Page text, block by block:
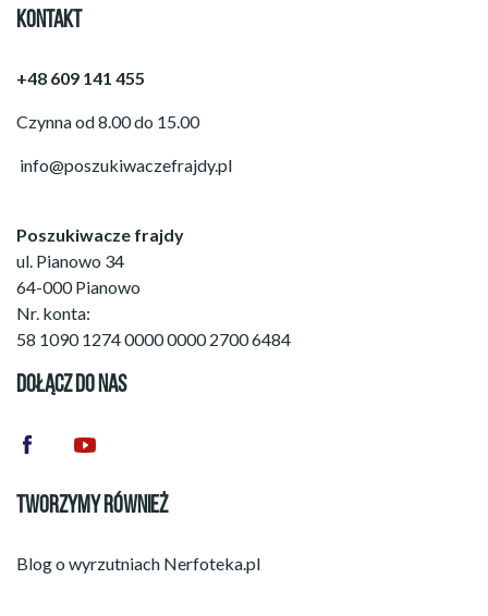
KONTAKT
+48 609 141 455
Czynna od 8.00 do 15.00
info@poszukiwaczefrajdy.pl
Poszukiwacze frajdy
ul. Pianowo 34
64-000 Pianowo
Nr. konta:
58 1090 1274 0000 0000 2700 6484
DOŁĄCZ DO NAS
TWORZYMY RÓWNIEŻ
Blog o wyrzutniach Nerfoteka.pl